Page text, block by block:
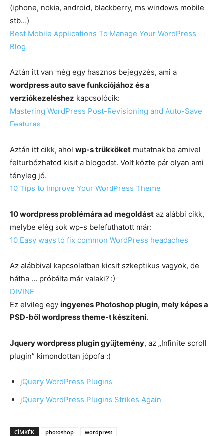
(iphone, nokia, android, blackberry, ms windows mobile
stb…)
Best Mobile Applications To Manage Your WordPress
Blog
Aztán itt van még egy hasznos bejegyzés, ami a
wordpress auto save funkciójához és a
verziókezeléshez kapcsolódik:
Mastering WordPress Post-Revisioning and Auto-Save
Features
Aztán itt cikk, ahol wp-s trükköket mutatnak be amivel
felturbózhatod kisit a blogodat. Volt közte pár olyan ami
tényleg jó.
10 Tips to Improve Your WordPress Theme
10 wordpress problémára ad megoldást az alábbi cikk,
melybe elég sok wp-s belefuthatott már:
10 Easy ways to fix common WordPress headaches
Az alábbival kapcsolatban kicsit szkeptikus vagyok, de
hátha … próbálta már valaki? :)
DIVINE
Ez elvileg egy ingyenes Photoshop plugin, mely képes a
PSD-ből wordpress theme-t készíteni.
Jquery wordpress plugin gyűjtemény, az „Infinite scroll
plugin” kimondottan jópofa :)
jQuery WordPress Plugins
jQuery WordPress Plugins Strikes Again
CÍMKÉK photoshop wordpress